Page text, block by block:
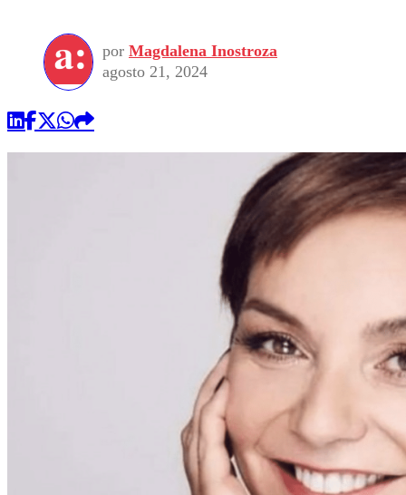
por Magdalena Inostroza
agosto 21, 2024